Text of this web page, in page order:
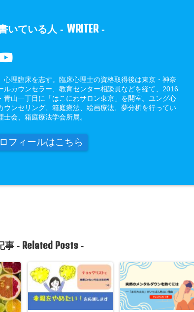
いている人 - WRITER-
心理臨床を志す。臨床心理士の資格取得後は東京・神奈
ルカウンセラー、教育センター相談員などを経て、2016
青山一丁目に「はこにわサロン東京」を開室。ユング心
ウンセリング、箱庭療法、絵画療法、夢分析を行ってい
士会、箱庭療法学会所属。
フィールはこちら
事 - Related Posts-